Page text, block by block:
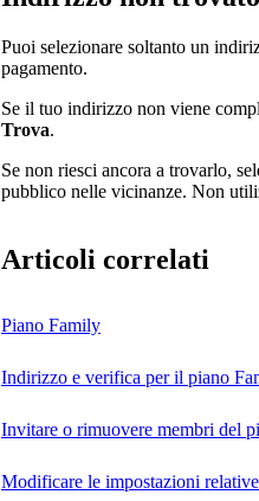
Puoi selezionare soltanto un
pagamento.
Se il tuo indirizzo non viene
Trova.
Se non riesci ancora a trovarlo,
pubblico nelle vicinanze. Non
Articoli correlati
Piano Family
Indirizzo e verifica per il piano
Invitare o rimuovere membri del
Modificare le impostazioni